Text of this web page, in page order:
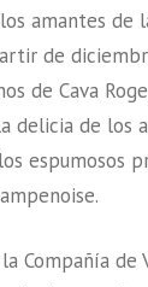
amantes de
de
de Cava
delicia de los
espumosos
Compañía